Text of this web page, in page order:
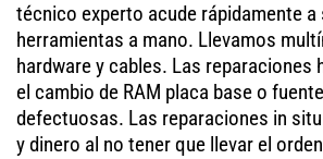
técnico experto acude rápidamente
herramientas a mano. Llevamos
hardware y cables. Las reparaciones
el cambio de RAM placa base o
defectuosas. Las reparaciones in
y dinero al no tener que llevar el